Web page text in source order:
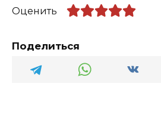
Оценить
Поделиться